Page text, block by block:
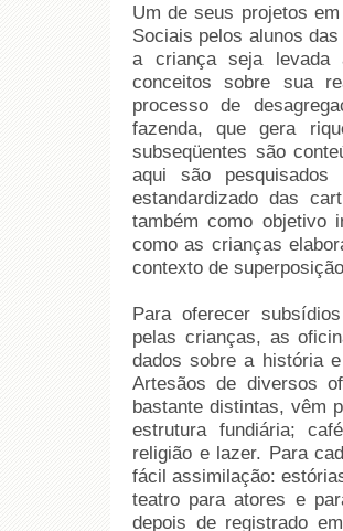
Um de seus projetos
Sociais pelos alunos
a criança seja levada
conceitos sobre sua
processo de
fazenda, que gera
subseqüentes são
aqui são
estandardizado das
também como objetivo
como as crianças
contexto de
Para oferecer
pelas crianças, as
dados sobre a história
Artesãos de diversos
bastante distintas, vêm
estrutura fundiária;
religião e lazer. Para
fácil assimilação:
teatro para atores e
depois de registrado